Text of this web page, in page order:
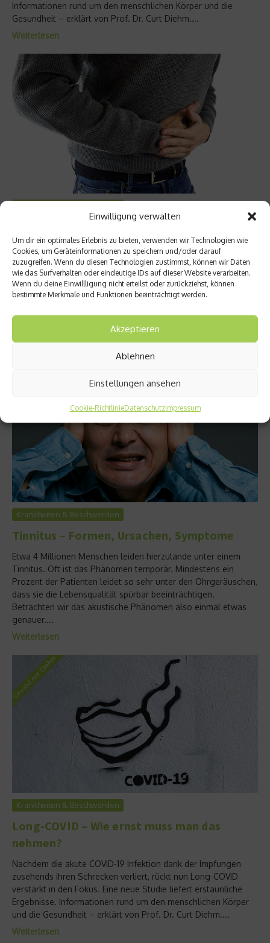
Einwilligung verwalten
Um dir ein optimales Erlebnis zu bieten, verwenden wir Technologien wie
Cookies, um Geräteinformationen zu speichern und/oder darauf
zuzugreifen. Wenn du diesen Technologien zustimmst, können wir Daten
wie das Surfverhalten oder eindeutige IDs auf dieser Website verarbeiten.
Wenn du deine Einwillligung nicht erteilst oder zurückziehst, können
bestimmte Merkmale und Funktionen beeinträchtigt werden.
Akzeptieren
Ablehnen
Einstellungen ansehen
Cookie-RichtlinieDatenschutzImpressum
Informationen rund um den menschlichen Körper und die
Gesundheit – erklärt von Prof. Dr. Curt Diehm....
Weiterlesen
Magenschmerzen – mögliche Ursachen und
Behandlungsmöglichkeiten
Magenschmerzen können die unterschiedlichsten Ursachen
haben. Häufig sind sie harmlos, doch in einigen Fällen können
sie als Symptom einer schweren Erkrankung auftreten. Die
stechenden Schmerzen im Oberbauch werden oft von
Krämpfen oder weiteren Symptomen, wie Übelkeit, Durchfall
oder Sodbrennen, begleitet....
Weiterlesen
Krankheiten & Beschwerden
Tinnitus – Formen, Ursachen, Symptome
Etwa 4 Millionen Menschen leiden hierzulande unter einem
Tinnitus. Oft ist das Phänomen temporär. Mindestens ein
Prozent der Patienten leidet so sehr unter den Ohrgeräuschen,
dass sie die Lebensqualität spürbar beeinträchtigen.
Betrachten wir das akustische Phänomen also einmal etwas
genauer....
Weiterlesen
Krankheiten & Beschwerden
Long-COVID – Wie ernst muss man das
nehmen?
Nachdem die akute COVID-19 Infektion dank der Impfungen
zusehends ihren Schrecken verliert, rückt nun Long-COVID
verstärkt in den Fokus. Eine neue Studie liefert erstaunliche
Ergebnisse. Informationen rund um den menschlichen Körper
und die Gesundheit – erklärt von Prof. Dr. Curt Diehm....
Weiterlesen